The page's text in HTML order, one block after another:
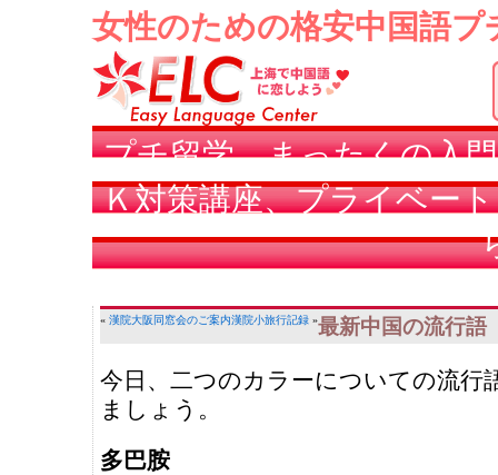
女性のための格安中国語
プチ留学、まったくの入
Ｋ対策講座、プライベー
« 漢院大阪同窓会のご案内漢院小旅行記録»最新中国の流行語
今日、二つのカラーについての流行
ましょう。
多巴胺